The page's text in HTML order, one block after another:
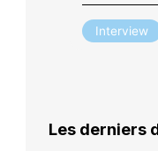
Interview
Les derniers